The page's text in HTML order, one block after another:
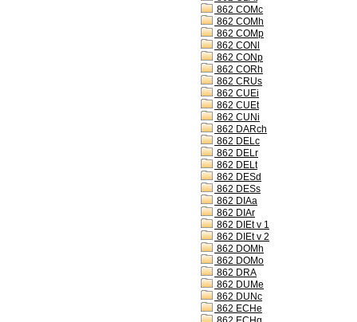
862 COMc
862 COMh
862 COMp
862 CONl
862 CONp
862 CORh
862 CRUs
862 CUEi
862 CUEt
862 CUNi
862 DARch
862 DELc
862 DELr
862 DELt
862 DESd
862 DESs
862 DIAa
862 DIAr
862 DIEt v 1
862 DIEt v 2
862 DOMh
862 DOMo
862 DRA
862 DUMe
862 DUNc
862 ECHe